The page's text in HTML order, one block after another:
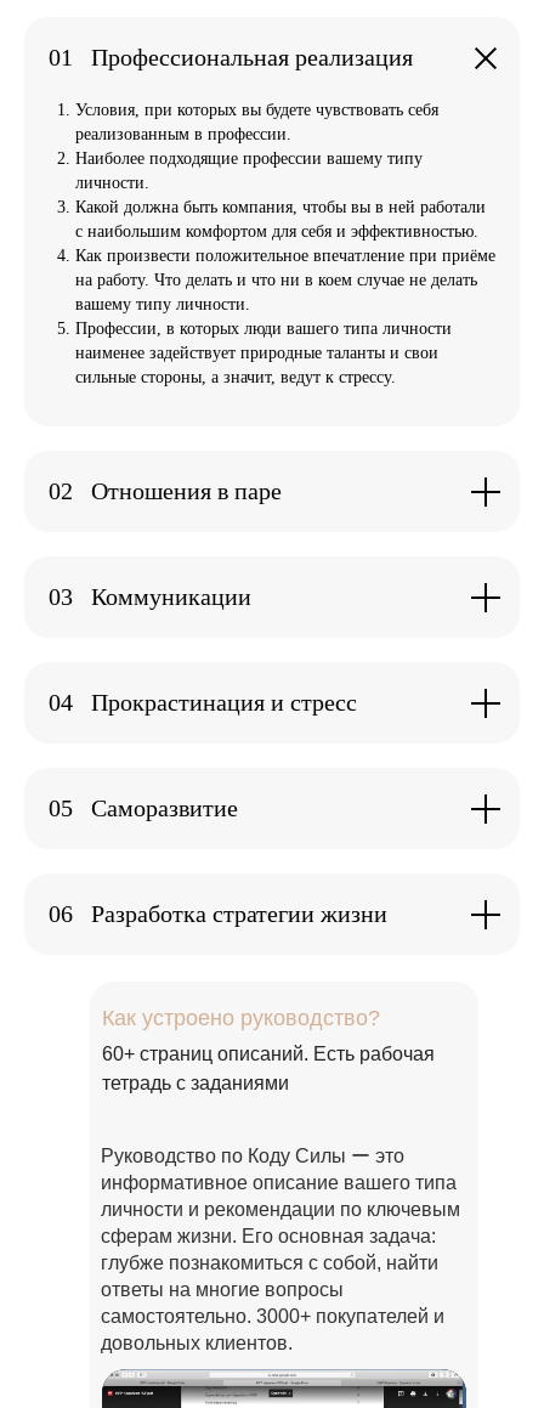
01 Профессиональная реализация
Условия, при которых вы будете чувствовать себя
реализованным в профессии.
Наиболее подходящие профессии вашему типу
личности.
Какой должна быть компания, чтобы вы в ней работали
с наибольшим комфортом для себя и эффективностью.
Как произвести положительное впечатление при приёме
на работу. Что делать и что ни в коем случае не делать
вашему типу личности.
Профессии, в которых люди вашего типа личности
наименее задействует природные таланты и свои
сильные стороны, а значит, ведут к стрессу.
02 Отношения в паре
03 Коммуникации
04 Прокрастинация и стресс
05 Саморазвитие
06 Разработка стратегии жизни
Как устроено руководство?
60+ страниц описаний. Есть рабочая
тетрадь с заданиями
Руководство по Коду Силы ー это
информативное описание вашего типа
личности и рекомендации по ключевым
сферам жизни. Его основная задача:
глубже познакомиться с собой, найти
ответы на многие вопросы
самостоятельно. 3000+ покупателей и
довольных клиентов.